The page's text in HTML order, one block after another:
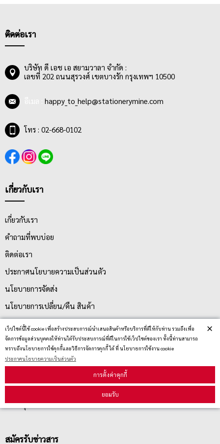
เว็ปไซต์นี้ใช้ cookie เพื่อสร้างประสบการณ์นำเสนอสินค้าหรือบริการที่ดีให้กับท่าน รวมถึงเพื่อ
จัดการข้อมูลส่วนบุคคลให้ท่านได้รับประสบการณ์ที่ดีในการใช้เว็ปไซต์ของเรา ทั้งนี้ท่านสามารถ
ทราบถึงนโยบายการใช้คุกกี้และวิธีการจัดการคุกกี้ ได้ ที่ นโยบายการใช้งาน cookie
ประกาศนโยบายความเป็นส่วนตัว
การตั้งค่าคุกกี้
ยอมรับ
×
ติดต่อเรา
บริษัท ดี เอช เอ สยามวาลา จำกัด :
เลขที่ 202 ถนนสุรวงศ์ เขตบางรัก กรุงเทพฯ 10500
happy_to_help@stationerymine.com
โทร : 02-668-0102
เกี่ยวกับเรา
เกี่ยวกับเรา
คำถามที่พบบ่อย
ติดต่อเรา
ประกาศนโยบายความเป็นส่วนตัว
นโยบายการจัดส่ง
นโยบายการเปลี่ยน/คืน สินค้า
บริการลูกค้า
คู่มือนักช้อป
วิธีลบคุกกี้
สมัครรับข่าวสาร